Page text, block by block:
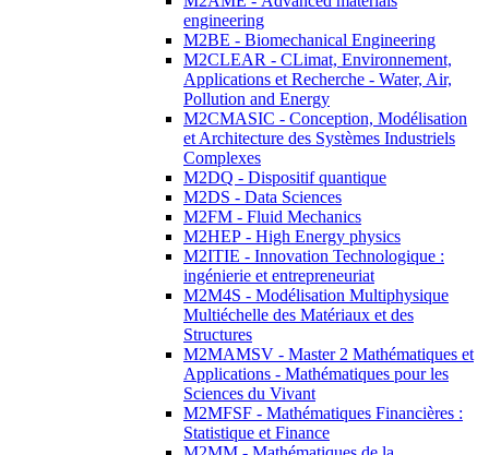
engineering
M2BE - Biomechanical Engineering
M2CLEAR - CLimat, Environnement,
Applications et Recherche - Water, Air,
Pollution and Energy
M2CMASIC - Conception, Modélisation
et Architecture des Systèmes Industriels
Complexes
M2DQ - Dispositif quantique
M2DS - Data Sciences
M2FM - Fluid Mechanics
M2HEP - High Energy physics
M2ITIE - Innovation Technologique :
ingénierie et entrepreneuriat
M2M4S - Modélisation Multiphysique
Multiéchelle des Matériaux et des
Structures
M2MAMSV - Master 2 Mathématiques et
Applications - Mathématiques pour les
Sciences du Vivant
M2MFSF - Mathématiques Financières :
Statistique et Finance